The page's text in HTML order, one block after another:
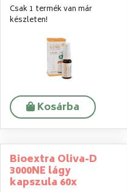
Csak 1 termék van már
készleten!
Kosárba
Bioextra Oliva-D
3000NE lágy
kapszula 60x